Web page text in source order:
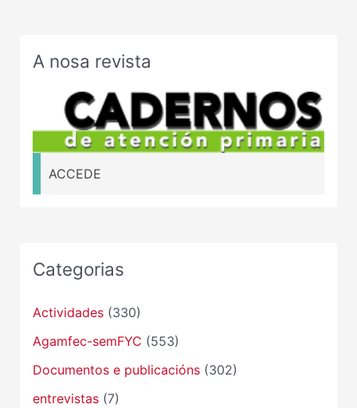
A nosa revista
ACCEDE
Categorias
Actividades(330)
Agamfec-semFYC (553)
Documentos e publicacións(302)
entrevistas(7)